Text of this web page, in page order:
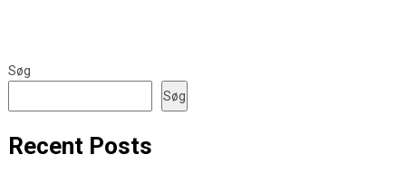
Søg
Søg
Recent Posts